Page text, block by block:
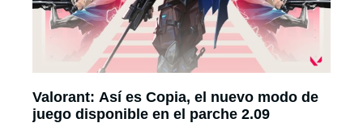
Valorant: Así es Copia, el nuevo modo de
juego disponible en el parche 2.09